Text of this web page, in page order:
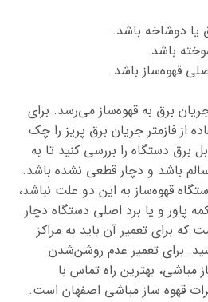
دوشاخه باشد.
باشد.
قهوه‌ساز باشد.
برق به قهوه‌ساز می‌رسد. برای
از فازمتر جریان برق پریز را چک
برق دستگاه را بررسی کنید تا به
باشد و دچار قطعی نشده باشد.
قهوه‌ساز به این دو علت نباشد،
پاور و یا برد اصلی دستگاه دچار
برای تعمیر آن باید به مراکز
برای تعمیر عدم روشن‌شدن
مباشی، بهترین راه تماس با
قهوه ساز مباشی اصفهان است.